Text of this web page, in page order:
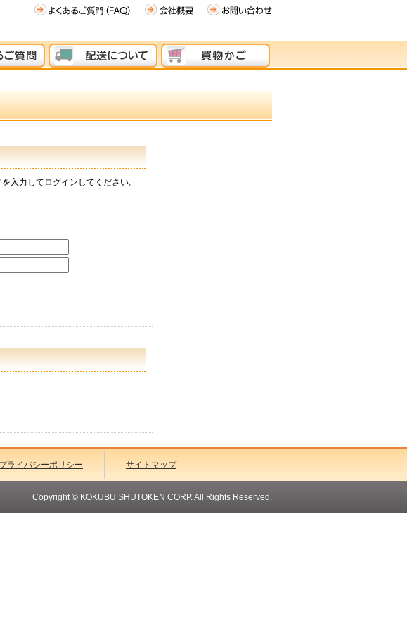
入力してログインしてください。
プライバシーポリシー サイトマップ
Copyright © KOKUBU SHUTOKEN CORP. All Rights Reserved.